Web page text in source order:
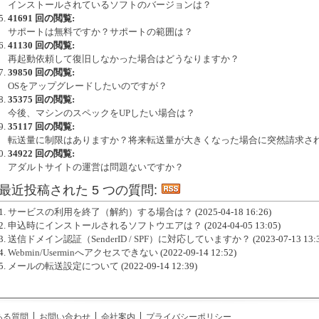
インストールされているソフトのバージョンは？
41691 回の閲覧:
サポートは無料ですか？サポートの範囲は？
41130 回の閲覧:
再起動依頼して復旧しなかった場合はどうなりますか？
39850 回の閲覧:
OSをアップグレードしたいのですが？
35375 回の閲覧:
今後、マシンのスペックをUPしたい場合は？
35117 回の閲覧:
転送量に制限はありますか？将来転送量が大きくなった場合に突然請求さ
34922 回の閲覧:
アダルトサイトの運営は問題ないですか？
近投稿された 5 つの質問:
サービスの利用を終了（解約）する場合は？ (2025-04-18 16:26)
申込時にインストールされるソフトウエアは？ (2024-04-05 13:05)
送信ドメイン認証（SenderID / SPF）に対応していますか？ (2023-07-13
Webmin/Userminへアクセスできない(2022-09-14 12:52)
メールの転送設定について (2022-09-14 12:39)
る質問 お問い合わせ 会社案内 プライバシーポリシー